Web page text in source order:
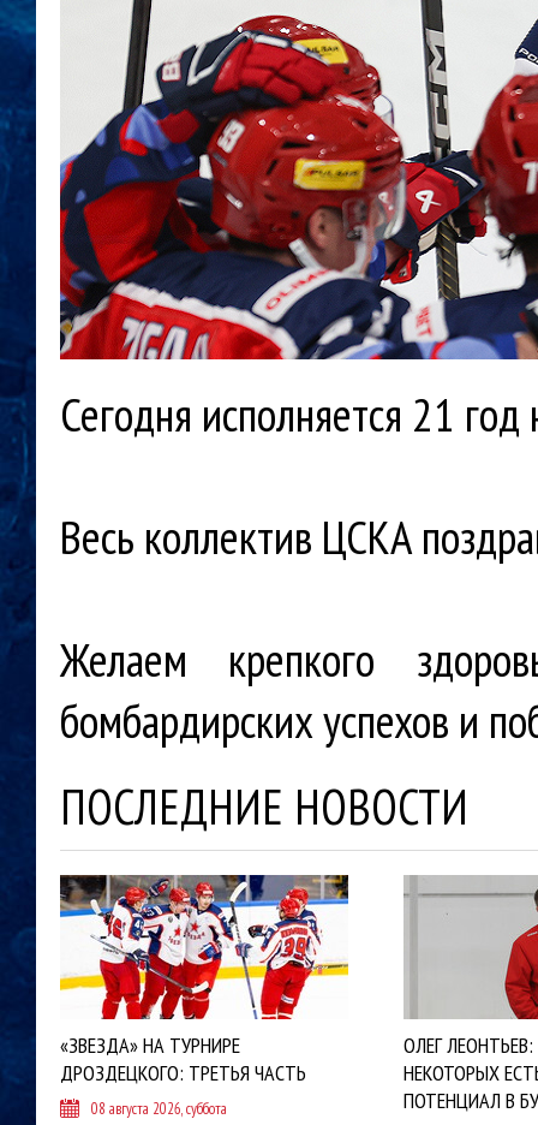
Сегодня исполняется 21
Весь коллектив ЦСКА
Желаем крепкого
бомбардирских успехов и
ПОСЛЕДНИЕ НОВОСТИ
«ЗВЕЗДА» НА ТУРНИРЕ
ДРОЗДЕЦКОГО: ТРЕТЬЯ ЧАСТЬ
08 августа 2026, суббота
ОЛЕГ
НЕКОТОРЫХ
ПОТЕНЦИАЛ В